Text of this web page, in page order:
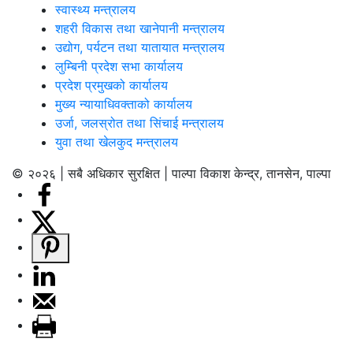
स्वास्थ्य मन्त्रालय
शहरी विकास तथा खानेपानी मन्त्रालय
उद्योग, पर्यटन तथा यातायात मन्त्रालय
लुम्बिनी प्रदेश सभा कार्यालय
प्रदेश प्रमुखको कार्यालय
मुख्य न्यायाधिवक्ताको कार्यालय
उर्जा, जलस्रोत तथा सिंचाई मन्त्रालय
युवा तथा खेलकुद मन्त्रालय
© २०२६ | सबै अधिकार सुरक्षित | पाल्पा विकाश केन्द्र, तानसेन, पाल्पा